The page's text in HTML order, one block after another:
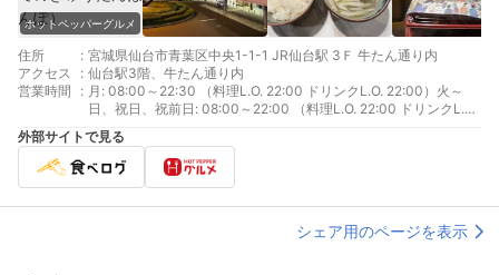
ホットペッパーグルメ
住所 : 宮城県仙台市青葉区中央1-1-1 JR仙台駅 3Ｆ 牛たん通り内
アクセス
: 仙台駅3階、牛たん通り内
営業時間
: 月: 08:00～22:30 （料理L.O. 22:00 ドリンクL.O. 22:00）火～
日、祝日、祝前日: 08:00～22:00 （料理L.O. 22:00 ドリンクL.O.
22:00）
外部サイトで見る
シェア用のページを表示